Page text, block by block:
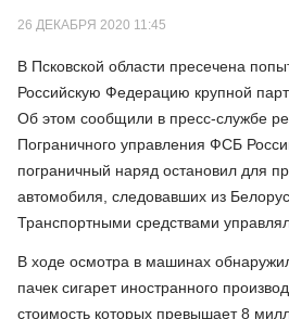
26 ДЕКАБРЯ 2020 11:45
В Псковской области пресечена
Российскую Федерацию крупной
Об этом сообщили в пресс-службе
Пограничного управления ФСБ
пограничный наряд остановил для
автомобиля, следовавших из
Транспортными средствами
В ходе осмотра в машинах
пачек сигарет иностранного
стоимость которых превышает 8